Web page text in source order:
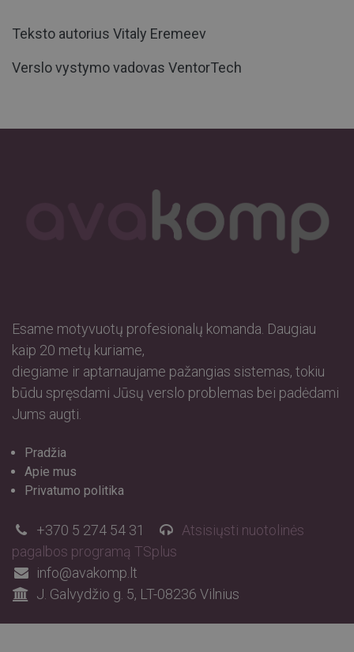
Teksto autorius Vitaly Eremeev
Verslo vystymo vadovas VentorTech
Esame motyvuotų profesionalų komanda. Daugiau
kaip 20 metų kuriame,
diegiame ir aptarnaujame pažangias sistemas, tokiu
būdu spręsdami Jūsų verslo problemas bei padėdami
Jums augti.
Pradžia
Apie mus
Privatumo politika
+370 5 274 54 31​
Atsisiųsti nuotolinės
pagalbos programą TSplus
info@avakomp.lt​
J. Galvydžio g. 5, LT-08236 Vilnius